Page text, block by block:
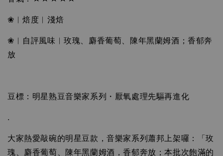
❀︱焙度︱淺焙
❀︱自評風味︱玫瑰、麝香葡萄、陳年黑蘭姆酒；香郁奔
放
豆標：明星熟豆音樂家系列・厭氧處理先驅再進化
.
大家熱愛敲碗的明星豆款，音樂家系列蕭邦上架囉：「玫
瑰、麝香葡萄、陳年黑蘭姆酒，香郁奔放；本批次飽滿的